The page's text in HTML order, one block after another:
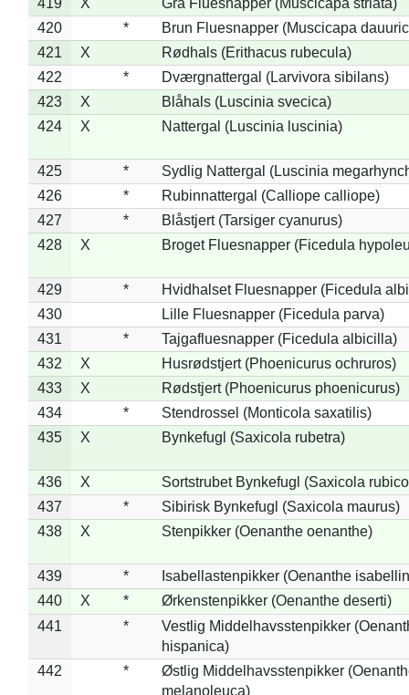
420
*
Brun Fluesnapper (Muscicapa
421
X
Rødhals (Erithacus rubecula)
422
*
Dværgnattergal (Larvivora sibilans)
423
X
Blåhals (Luscinia svecica)
424
X Nattergal (Luscinia luscinia)
425 *
Sydlig Nattergal (Luscinia
426
*
Rubinnattergal (Calliope calliope)
427
*
Blåstjert (Tarsiger cyanurus)
428
X Broget Fluesnapper (Ficedula
429 *
Hvidhalset Fluesnapper (Ficedula
430
Lille Fluesnapper (Ficedula parva)
431
*
Tajgafluesnapper (Ficedula albicilla)
432
X
Husrødstjert (Phoenicurus ochruros)
433
X
Rødstjert (Phoenicurus phoenicurus)
434
*
Stendrossel (Monticola saxatilis)
435
X Bynkefugl (Saxicola rubetra)
436 X
Sortstrubet Bynkefugl (Saxicola
437
*
Sibirisk Bynkefugl (Saxicola maurus)
438
X Stenpikker (Oenanthe oenanthe)
439 *
Isabellastenpikker (Oenanthe
440
X *
Ørkenstenpikker (Oenanthe deserti)
441
*
Vestlig Middelhavsstenpikker
hispanica)
442
*
Østlig Middelhavsstenpikker
melanoleuca)